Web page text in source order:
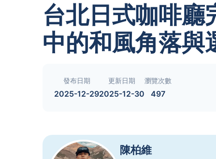
台北日式咖啡廳
中的和風角落與
發布日期
2025-12-29
更新日期
2025-12-30
瀏覽次數
497
陳柏維